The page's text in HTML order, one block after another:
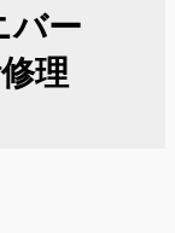
バー
理